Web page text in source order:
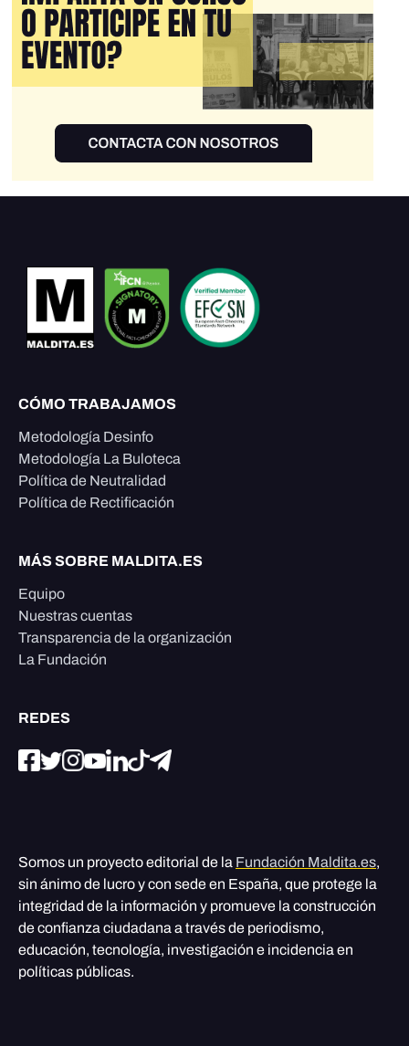
CÓMO TRABAJAMOS
Metodología Desinfo
Metodología La Buloteca
Política de Neutralidad
Política de Rectificación
MÁS SOBRE MALDITA.ES
Equipo
Nuestras cuentas
Transparencia de la organización
La Fundación
REDES
Somos un proyecto editorial de la Fundación Maldita.es,
sin ánimo de lucro y con sede en España, que protege la
integridad de la información y promueve la construcción
de confianza ciudadana a través de periodismo,
educación, tecnología, investigación e incidencia en
políticas públicas.